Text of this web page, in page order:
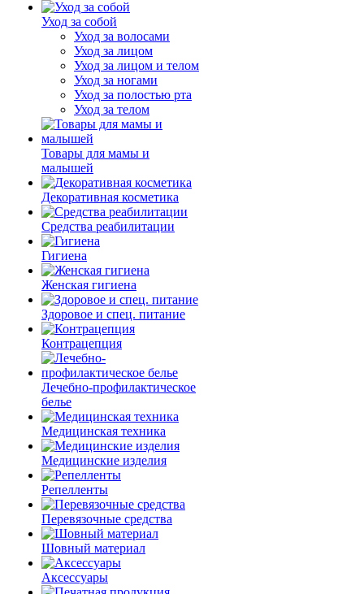
Уход за собой
Уход за волосами
Уход за лицом
Уход за лицом и телом
Уход за ногами
Уход за полостью рта
Уход за телом
Товары для мамы и
малышей
Декоративная косметика
Средства реабилитации
Гигиена
Женская гигиена
Здоровое и спец. питание
Контрацепция
Лечебно-профилактическое
белье
Медицинская техника
Медицинские изделия
Репелленты
Перевязочные средства
Шовный материал
Аксессуары